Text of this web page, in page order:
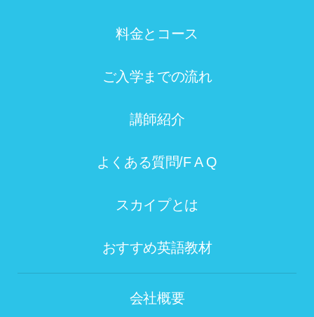
料金とコース
ご入学までの流れ
講師紹介
よくある質問/F A Q
スカイプとは
おすすめ英語教材
会社概要